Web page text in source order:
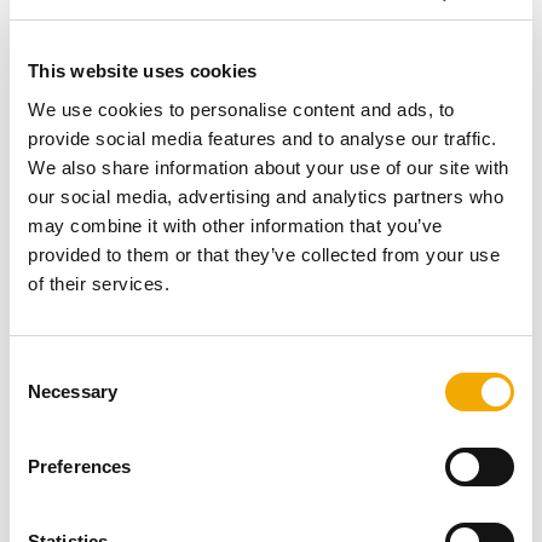
This website uses cookies
We use cookies to personalise content and ads, to
provide social media features and to analyse our traffic.
We also share information about your use of our site with
our social media, advertising and analytics partners who
may combine it with other information that you’ve
provided to them or that they’ve collected from your use
of their services.
Necessary
Preferences
“wow-effekt” som et muret udekøkken i sten eller
: BÅTSKÄR-serien er fremstillet i
vejrbestandigt stål. Bordpladen og hylder er i rustfrit stål,
mens understel, skabe og sider er i galvaniseret stål
med mørkegrå pulverlak​. Dette sikrer, at køkkenet kan
stå ude hele året uden at ruste (IKEA oplyser selv, at
deres rustfri stål er af høj kvalitet og tåler det danske
tykkelsen og finish ikke matcher dyrere produkter.
: Dig, der vil have en hurtig og billig løsning
med indbygget grill. IKEA BÅTSKÄR er ideel til
funktionalitet frem for luksus​. Det passer til brugere, som